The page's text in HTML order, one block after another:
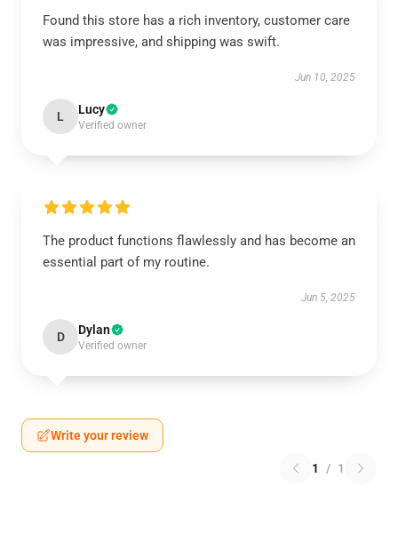
Found this store has a rich inventory, customer care
was impressive, and shipping was swift.
Jun 10, 2025
L Lucy
Verified owner
The product functions flawlessly and has become an
essential part of my routine.
Jun 5, 2025
D Dylan
Verified owner
Write your review
1 / 1